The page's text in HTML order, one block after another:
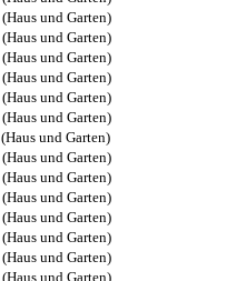
(Haus und Garten)
(Haus und Garten)
(Haus und Garten)
(Haus und Garten)
(Haus und Garten)
(Haus und Garten)
(Haus und Garten)
(Haus und Garten)
(Haus und Garten)
(Haus und Garten)
(Haus und Garten)
(Haus und Garten)
(Haus und Garten)
(Haus und Garten)